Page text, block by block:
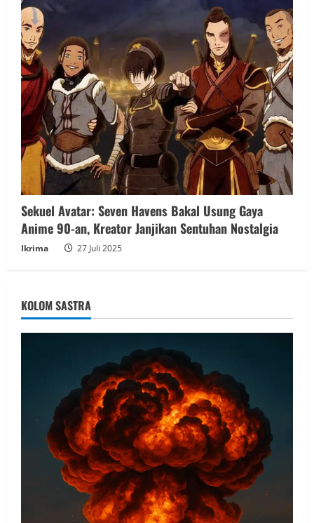
Sekuel Avatar: Seven Havens Bakal Usung Gaya
Anime 90-an, Kreator Janjikan Sentuhan Nostalgia
Ikrima 27 Juli 2025
KOLOM SASTRA